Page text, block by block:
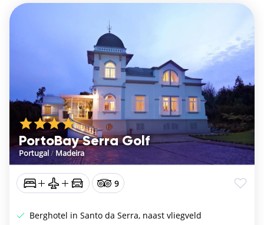
PortoBay Serra Golf
Portugal/ Madeira
9
Berghotel in Santo da Serra, naast vliegveld